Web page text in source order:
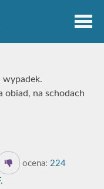
wypadek.
obiad, na schodach
ocena: 224